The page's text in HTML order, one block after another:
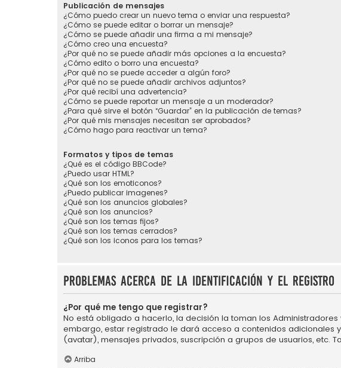
Publicación de mensajes
¿Cómo puedo crear un nuevo tema o enviar una respuesta?
¿Cómo se puede editar o borrar un mensaje?
¿Cómo se puede añadir una firma a mi mensaje?
¿Cómo creo una encuesta?
¿Por qué no se puede añadir más opciones a la encuesta?
¿Cómo edito o borro una encuesta?
¿Por qué no se puede acceder a algún foro?
¿Por qué no se puede añadir archivos adjuntos?
¿Por qué recibí una advertencia?
¿Cómo se puede reportar un mensaje a un moderador?
¿Para qué sirve el botón “Guardar” en la publicación de temas?
¿Por qué mis mensajes necesitan ser aprobados?
¿Cómo hago para reactivar un tema?
Formatos y tipos de temas
¿Qué es el código BBCode?
¿Puedo usar HTML?
¿Qué son los emoticonos?
¿Puedo publicar imagenes?
¿Qué son los anuncios globales?
¿Qué son los anuncios?
¿Qué son los temas fijos?
¿Qué son los temas cerrados?
¿Qué son los iconos para los temas?
Problemas acerca de la identificación y el registro
¿Por qué me tengo que registrar?
No está obligado a hacerlo, la decisión la toman los
embargo, estar registrado le dará acceso a contenidos adicionales
(avatar), mensajes privados, suscripción a grupos de usuarios, etc.
Arriba